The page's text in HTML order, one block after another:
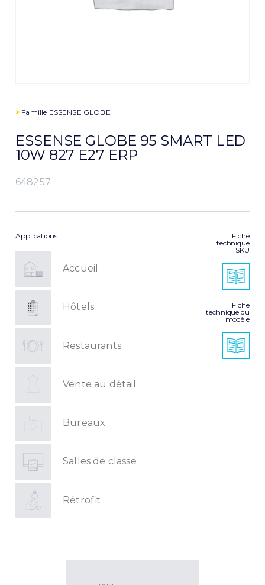
> Famille ESSENSE GLOBE
ESSENSE GLOBE 95 SMART LED
10W 827 E27 ERP
648257
Applications
Accueil
Hôtels
Restaurants
Vente au détail
Bureaux
Salles de classe
Rétrofit
Fiche
technique
SKU
Fiche
technique du
modèle